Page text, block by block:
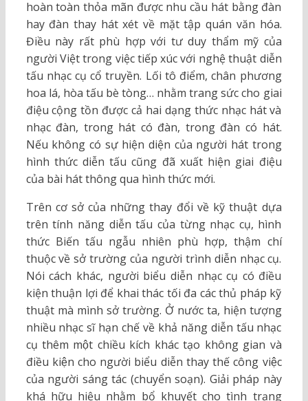
hoàn toàn thỏa mãn được nhu cầu hát bằng đàn
hay đàn thay hát xét về mặt tập quán văn hóa.
Điều này rất phù hợp với tư duy thẩm mỹ của
người Việt trong việc tiếp xúc với nghệ thuật diễn
tấu nhạc cụ cổ truyền. Lối tô điểm, chân phương
hoa lá, hòa tấu bè tòng… nhằm trang sức cho giai
điệu cộng tồn được cả hai dạng thức nhạc hát và
nhạc đàn, trong hát có đàn, trong đàn có hát.
Nếu không có sự hiện diện của người hát trong
hình thức diễn tấu cũng đã xuất hiện giai điệu
của bài hát thông qua hình thức mới.
Trên cơ sở của những thay đổi về kỹ thuật dựa
trên tính năng diễn tấu của từng nhạc cụ, hình
thức Biến tấu ngẫu nhiên phù hợp, thậm chí
thuộc về sở trường của người trình diễn nhạc cụ.
Nói cách khác, người biểu diễn nhạc cụ có điều
kiện thuận lợi để khai thác tối đa các thủ pháp kỹ
thuật mà mình sở trường. Ở nước ta, hiện tượng
nhiều nhạc sĩ hạn chế về khả năng diễn tấu nhạc
cụ thêm một chiều kích khác tạo không gian và
điều kiện cho người biểu diễn thay thế công việc
của người sáng tác (chuyển soạn). Giải pháp này
khá hữu hiệu nhằm bổ khuyết cho tình trạng